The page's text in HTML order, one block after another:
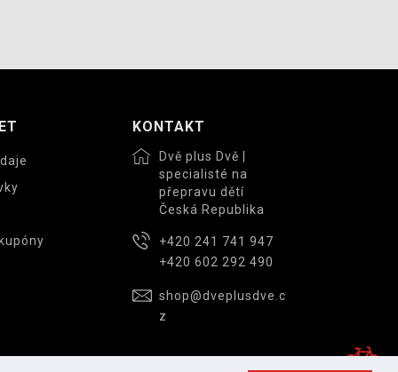
KONTAKT
Dvě plus Dvě |
specialisté na
přepravu dětí
Česká Republika
+420 241 741 947
+420 602 292 490
shop@dveplusdve.c
z